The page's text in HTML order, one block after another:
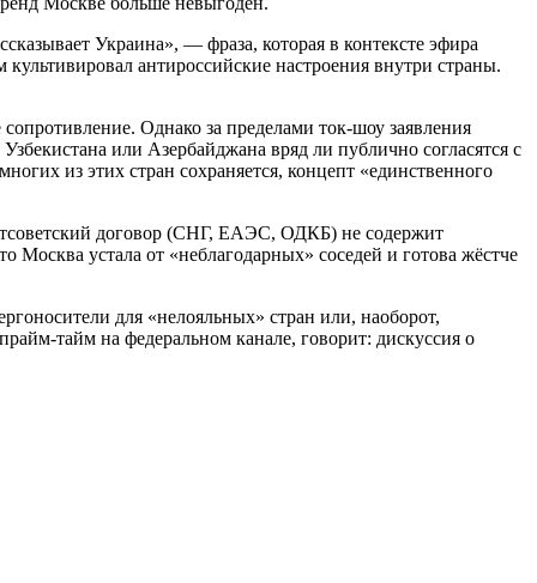
Украина», — фраза, которая в контексте эфира
антироссийские настроения внутри страны.
Однако за пределами ток-шоу заявления
или Азербайджана вряд ли публично согласятся с
из этих стран сохраняется, концепт «единственного
договор (СНГ, ЕАЭС, ОДКБ) не содержит
устала от «неблагодарных» соседей и готова жёстче
для «нелояльных» стран или, наоборот,
тайм на федеральном канале, говорит: дискуссия о